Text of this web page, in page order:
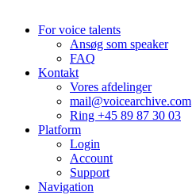
For voice talents
Ansøg som speaker
FAQ
Kontakt
Vores afdelinger
mail@voicearchive.com
Ring +45 89 87 30 03
Platform
Login
Account
Support
Navigation